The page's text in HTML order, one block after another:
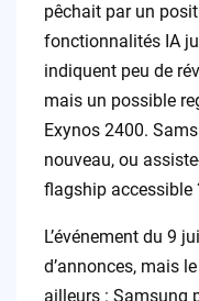
pêchait par un
fonctionnalités IA
indiquent peu de
mais un possible
Exynos 2400.
nouveau, ou
flagship accessible
L’événement du 9
d’annonces, mais
ailleurs : Samsung